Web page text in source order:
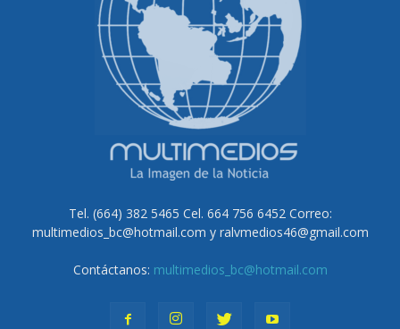
Tel. (664) 382 5465 Cel. 664 756 6452 Correo:
multimedios_bc@hotmail.com y ralvmedios46@gmail.com
Contáctanos: multimedios_bc@hotmail.com